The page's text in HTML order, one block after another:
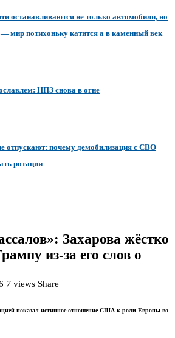
останавливаются не только автомобили, но
мир потихоньку катится а в каменный век
НПЗ снова в огне
отпускают: почему демобилизация с СВО
ротации
Захарова жёстко
из-за его слов о
7 views Share
показал истинное отношение США к роли Европы во